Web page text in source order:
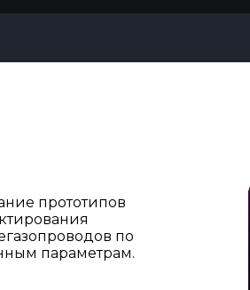
прототипов
по
параметрам.